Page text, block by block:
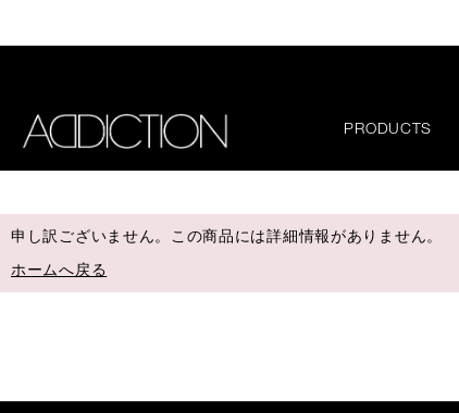
PRODUCTS
申し訳ございません。この商品には詳細情報がありません。
ホームへ戻る